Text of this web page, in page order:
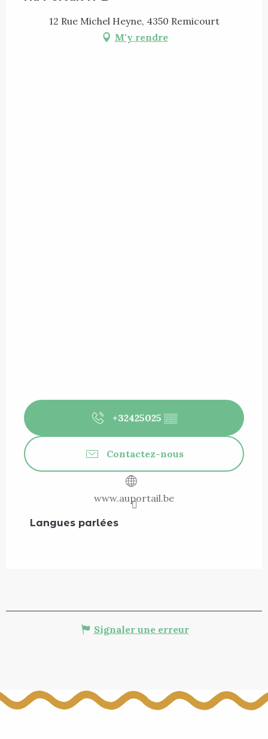
12 Rue Michel Heyne, 4350 Remicourt
M'y rendre
+32425025 ▒▒
Contactez-nous
www.auportail.be
Langues parlées
Langues parlées
Signaler une erreur